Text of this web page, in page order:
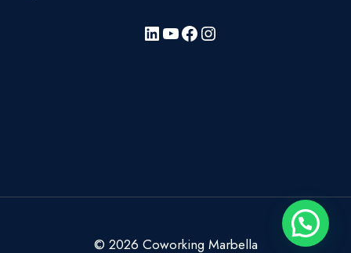
LinkedIn
YouTube
Facebook
Instagram
© 2026 Coworking Marbella